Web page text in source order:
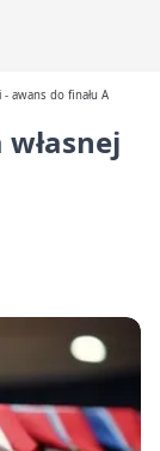
- awans do finału A
własnej